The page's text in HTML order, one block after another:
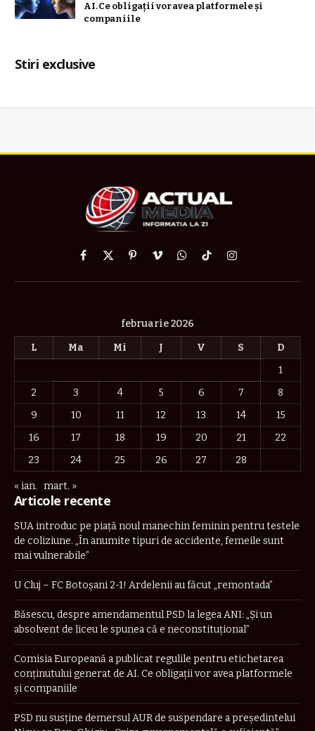
AI. Ce obligații vor avea platformele și
companiile
Stiri exclusive
Facebook
X
PinterestVimeoWhatsApp
TikTokInstagram
februarie 2026
L
Ma Mi J V S
D
1
2
3 4 5 6 7
8
9
10 11 12 13 14
15
16
17 18 19 20 21
22
23
24 25 26 27 28
« ian. mart. »
Articole recente
SUA introduc pe piață noul manechin feminin pentru testele
de coliziune. „În anumite tipuri de accidente, femeile sunt
mai vulnerabile”
U Cluj – FC Botoșani 2-1! Ardelenii au făcut „remontada”
Băsescu, despre amendamentul PSD la legea ANI: „Și un
absolvent de liceu le spunea că e neconstituţional”
Comisia Europeană a publicat regulile pentru etichetarea
conținutului generat de AI. Ce obligații vor avea platformele
și companiile
PSD nu susține demersul AUR de suspendare a președintelui